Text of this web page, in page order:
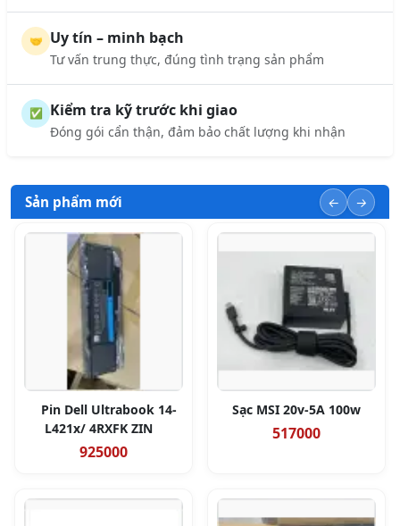
🤝 Uy tín – minh bạch
Tư vấn trung thực, đúng tình trạng sản phẩm
✅ Kiểm tra kỹ trước khi giao
Đóng gói cẩn thận, đảm bảo chất lượng khi nhận
Sản phẩm mới
Pin Dell Ultrabook 14-
L421x/ 4RXFK ZIN
925000
Sạc MSI 20v-5A 100w
517000